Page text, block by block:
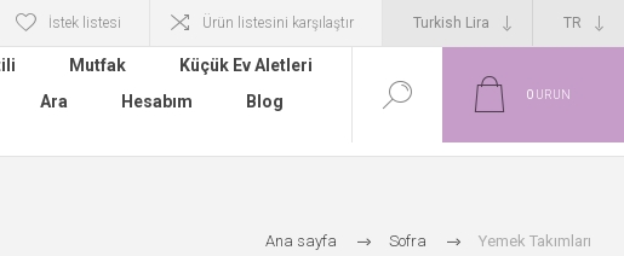
İstek listesi Ürün listesini karşılaştır
Mutfak
Küçük Ev Aletleri
Ara Hesabım
Blog
0 ÜRÜN
Ana sayfa Sofra Yemek Takımları